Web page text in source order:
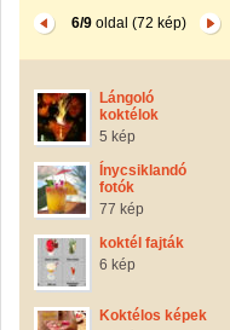
6/9oldal (72 kép)
Lángoló
koktélok
5 kép
Ínycsiklandó
fotók
77 kép
koktél fajták
6 kép
Koktélos képek